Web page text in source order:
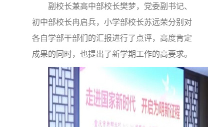
副校长兼高中部校长樊梦，党委副书记、
初中部校长冉启兵，小学部校长苏远荣分别对
各自学部干部们的汇报进行了点评，高度肯定
成果的同时，也提出了新学期工作的高要求。